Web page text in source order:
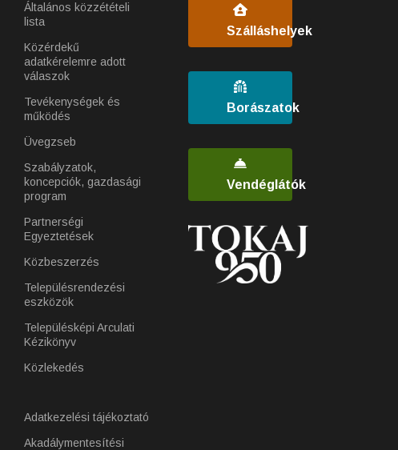
Általános közzétételi
lista
Közérdekű
adatkérelemre adott
válaszok
Tevékenységek és
működés
Üvegzseb
Szabályzatok,
koncepciók, gazdasági
program
Partnerségi
Egyeztetések
Közbeszerzés
Településrendezési
eszközök
Településképi Arculati
Kézikönyv
Közlekedés
Adatkezelési tájékoztató
Akadálymentesítési
Szálláshelyek
Borászatok
Vendéglátók